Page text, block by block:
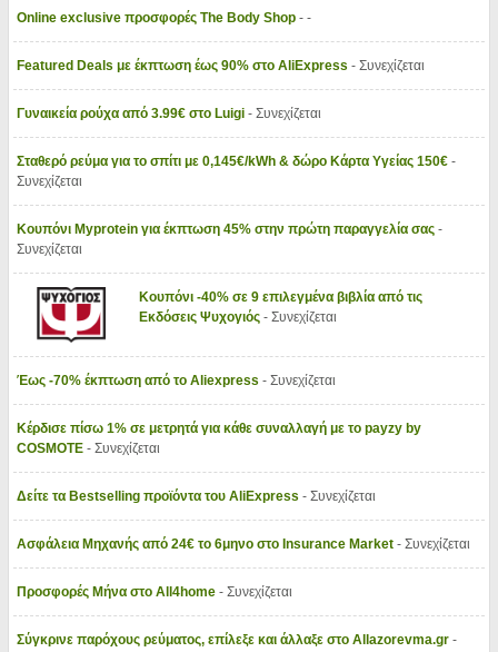
Online exclusive προσφορές The Body Shop - -
Featured Deals με έκπτωση έως 90% στο AliExpress - Συνεχίζεται
Γυναικεία ρούχα από 3.99€ στο Luigi - Συνεχίζεται
Σταθερό ρεύμα για το σπίτι με 0,145€/kWh & δώρο Κάρτα Υγείας 150€ -
Συνεχίζεται
Κουπόνι Myprotein για έκπτωση 45% στην πρώτη παραγγελία σας -
Συνεχίζεται
Κουπόνι -40% σε 9 επιλεγμένα βιβλία από τις
Εκδόσεις Ψυχογιός - Συνεχίζεται
Έως -70% έκπτωση από το Aliexpress - Συνεχίζεται
Κέρδισε πίσω 1% σε μετρητά για κάθε συναλλαγή με το payzy by
COSMOTE - Συνεχίζεται
Δείτε τα Bestselling προϊόντα του AliExpress - Συνεχίζεται
Ασφάλεια Μηχανής από 24€ το 6μηνο στο Insurance Market - Συνεχίζεται
Προσφορές Μήνα στο All4home - Συνεχίζεται
Σύγκρινε παρόχους ρεύματος, επίλεξε και άλλαξε στο Allazorevma.gr -